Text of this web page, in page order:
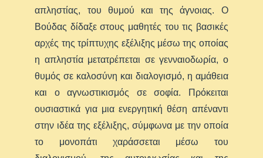
απληστίας, του θυμού και της άγνοιας. Ο
Βούδας δίδαξε στους μαθητές του τις βασικές
αρχές της τρίπτυχης εξέλιξης μέσω της οποίας
η απληστία μετατρέπεται σε γενναιοδωρία, ο
θυμός σε καλοσύνη και διαλογισμό, η αμάθεια
και ο αγνωστικισμός σε σοφία. Πρόκειται
ουσιαστικά για μια ενεργητική θέση απέναντι
στην ιδέα της εξέλιξης, σύμφωνα με την οποία
το μονοπάτι χαράσσεται μέσω του